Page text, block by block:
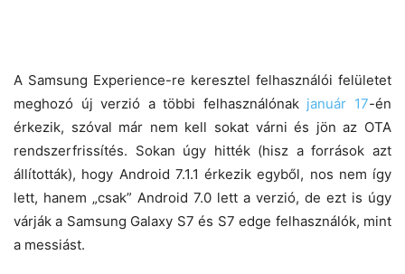
A Samsung Experience-re keresztel felhasználói felületet
meghozó új verzió a többi felhasználónak január 17-én
érkezik, szóval már nem kell sokat várni és jön az OTA
rendszerfrissítés. Sokan úgy hitték (hisz a források azt
állították), hogy Android 7.1.1 érkezik egyből, nos nem így
lett, hanem „csak” Android 7.0 lett a verzió, de ezt is úgy
várják a Samsung Galaxy S7 és S7 edge felhasználók, mint
a messiást.